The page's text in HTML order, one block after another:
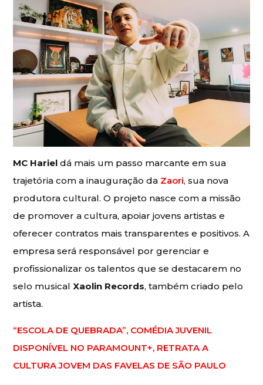
MC Hariel dá mais um passo marcante em sua
trajetória com a inauguração da Zaori, sua nova
produtora cultural. O projeto nasce com a missão
de promover a cultura, apoiar jovens artistas e
oferecer contratos mais transparentes e positivos. A
empresa será responsável por gerenciar e
profissionalizar os talentos que se destacarem no
selo musicalXaolin Records, também criado pelo
artista.
“ESCOLA DE QUEBRADA”, COMÉDIA JUVENIL
DISPONÍVEL NO PARAMOUNT+, RETRATA A
CULTURA JOVEM DAS FAVELAS DE SÃO PAULO